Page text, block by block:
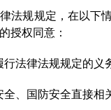
法规规定，在以下
授权同意：
法律法规规定的义
、国防安全直接相